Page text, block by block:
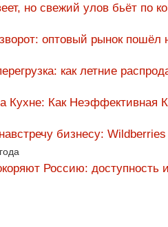
но свежий улов бьёт по
оптовый рынок
как летние
Кухне: Как
бизнесу:
Россию: